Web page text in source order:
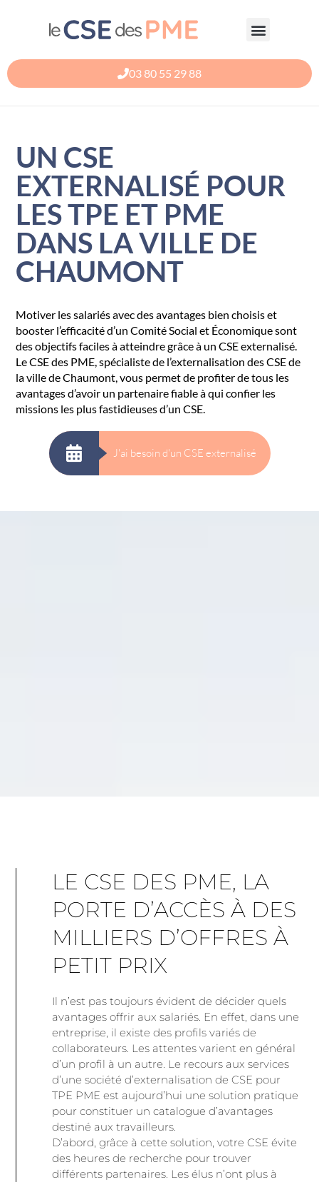
03 80 55 29 88
UN CSE
EXTERNALISÉ POUR
LES TPE ET PME
DANS LA VILLE DE
CHAUMONT
Motiver les salariés avec des avantages bien choisis et
booster l’efficacité d’un Comité Social et Économique sont
des objectifs faciles à atteindre grâce à un CSE externalisé.
Le CSE des PME, spécialiste de l’externalisation des CSE de
la ville de Chaumont, vous permet de profiter de tous les
avantages d’avoir un partenaire fiable à qui confier les
missions les plus fastidieuses d’un CSE.
J'ai besoin d'un CSE externalisé
LE CSE DES PME, LA
PORTE D’ACCÈS À DES
MILLIERS D’OFFRES À
PETIT PRIX
Il n’est pas toujours évident de décider quels
avantages offrir aux salariés. En effet, dans une
entreprise, il existe des profils variés de
collaborateurs. Les attentes varient en général
d’un profil à un autre. Le recours aux services
d’une société d’externalisation de CSE pour
TPE PME est aujourd’hui une solution pratique
pour constituer un catalogue d’avantages
destiné aux travailleurs.
D’abord, grâce à cette solution, votre CSE évite
des heures de recherche pour trouver
différents partenaires. Les élus n’ont plus à